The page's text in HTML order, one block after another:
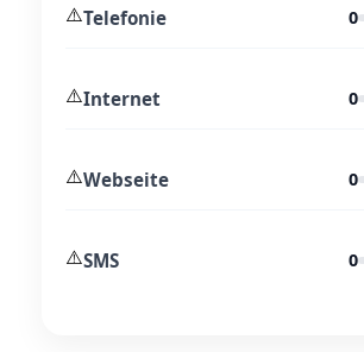
⚠️Telefonie 0
⚠️Internet 0
⚠️Webseite 0
⚠️SMS 0